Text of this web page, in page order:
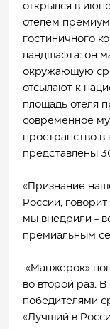
открылся в
отелем
гостиничного
ландшафта: он
окружающую
отсылают к
площадь отеля
современное
пространство в
представлены
«Признание
России,
мы внедрили -
премиальным
«Манжерок»
во второй раз.
победителями
«Лучший в